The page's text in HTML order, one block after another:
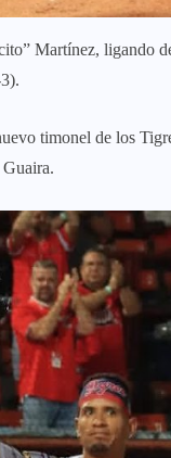
Martínez, ligando
timonel de los